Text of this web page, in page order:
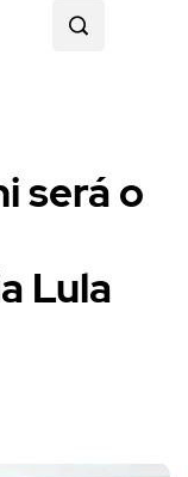
será o
Lula